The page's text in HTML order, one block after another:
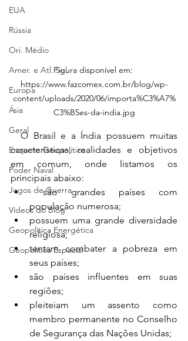
EUA
Rússia
Ori. Médio
Amer. e Atl. Sul
Europa
Ásia
Geral
Enquete Geopolítica
Poder Naval
Jogos de Guerra
Vídeos do Blog
Geopolítica Energética
Geopolítica Espacial
Figura disponível em:
https://www.fazcomex.com.br/blog/wp-
content/uploads/2020/06/importa%C3%A7%
C3%B5es-da-india.jpg
  O Brasil e a Índia possuem muitas
características, realidades e objetivos
em comum, onde listamos os
principais abaixo:
são grandes países com
população numerosa;
possuem uma grande diversidade
religiosa;
tentam combater a pobreza em
seus países;
são países influentes em suas
regiões;
pleiteiam um assento como
membro permanente no Conselho
de Segurança das Nações Unidas;